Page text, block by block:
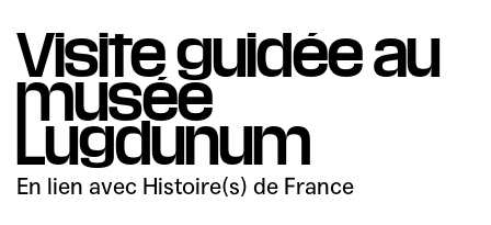
Équipe du TXR & contacts
Espace presse & pro
Accessibilité
Votre venue au TXR
Nous soutenir
Comment ça marche ?
Déposer un projet
04 72 07 49 49
Visite guidée au
musée
Lugdunum
En lien avec Histoire(s) de France